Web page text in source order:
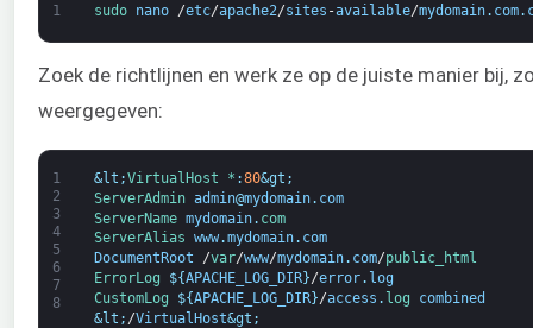
1 sudo nano /etc/apache2/sites -available/mydomain. com.
Zoek de richtlijnen en werk ze op de juiste manier bij,
weergegeven:
1
2
3
4
5
6
7
8
&lt;VirtualHost * :80&gt;
ServerAdmin admin@mydomain. com
ServerName mydomain. com
ServerAlias www.mydomain. com
DocumentRoot
/var/www/mydomain. com/public_html
ErrorLog
${APACHE_LOG_DIR}/error. log
CustomLog
${APACHE_LOG_DIR}/access . log
combined
&lt; /VirtualHost&gt;